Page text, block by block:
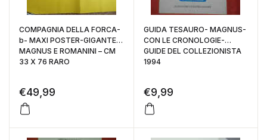
COMPAGNIA DELLA FORCA-
b- MAXI POSTER-GIGANTE
MAGNUS E ROMANINI – CM
33 X 76 RARO
€49,99
GUIDA TESAURO- MAGNUS-
CON LE CRONOLOGIE-
GUIDE DEL COLLEZIONISTA
1994
€9,99